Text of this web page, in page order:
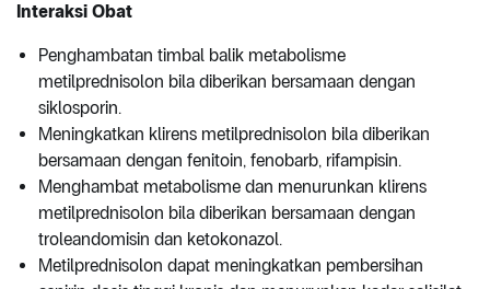
Interaksi Obat
Penghambatan timbal balik metabolisme
metilprednisolon bila diberikan bersamaan dengan
siklosporin.
Meningkatkan klirens metilprednisolon bila diberikan
bersamaan dengan fenitoin, fenobarb, rifampisin.
Menghambat metabolisme dan menurunkan klirens
metilprednisolon bila diberikan bersamaan dengan
troleandomisin dan ketokonazol.
Metilprednisolon dapat meningkatkan pembersihan